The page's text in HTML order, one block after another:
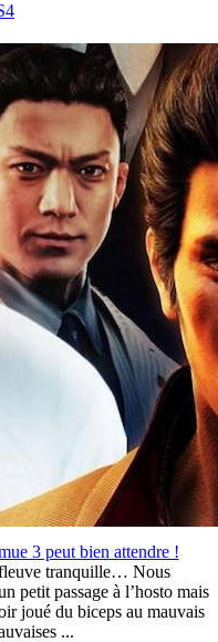
3 peut bien attendre !
fleuve tranquille… Nous
petit passage à l’hosto mais
joué du biceps au mauvais
...